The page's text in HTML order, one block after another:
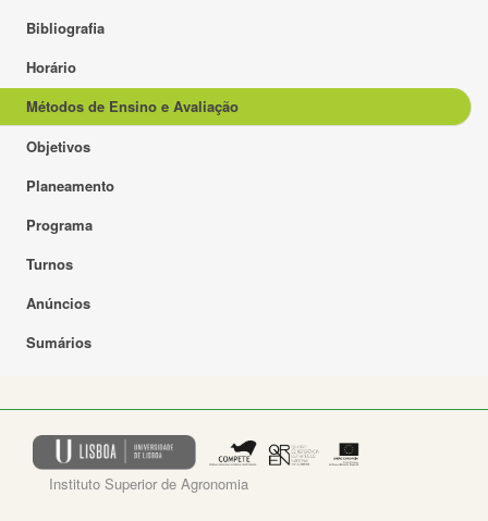
Bibliografia
Horário
Métodos de Ensino e Avaliação
Objetivos
Planeamento
Programa
Turnos
Anúncios
Sumários
Instituto Superior de Agronomia